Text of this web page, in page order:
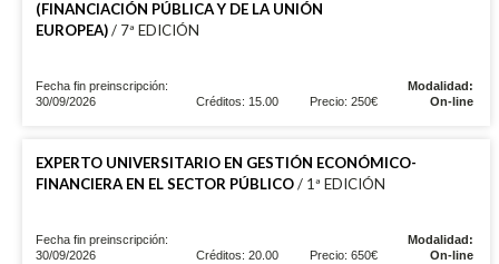
(FINANCIACIÓN PÚBLICA Y DE LA UNIÓN
EUROPEA)/ 7ª EDICIÓN
Fecha fin preinscripción:
30/09/2026
Créditos: 15.00 Precio: 250€
Modalidad:
On-line
EXPERTO UNIVERSITARIO EN GESTIÓN ECONÓMICO-
FINANCIERA EN EL SECTOR PÚBLICO/ 1ª EDICIÓN
Fecha fin preinscripción:
30/09/2026
Créditos: 20.00 Precio: 650€
Modalidad:
On-line